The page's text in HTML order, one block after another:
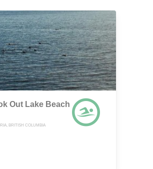
Out Lake Beach
BRITISH COLUMBIA